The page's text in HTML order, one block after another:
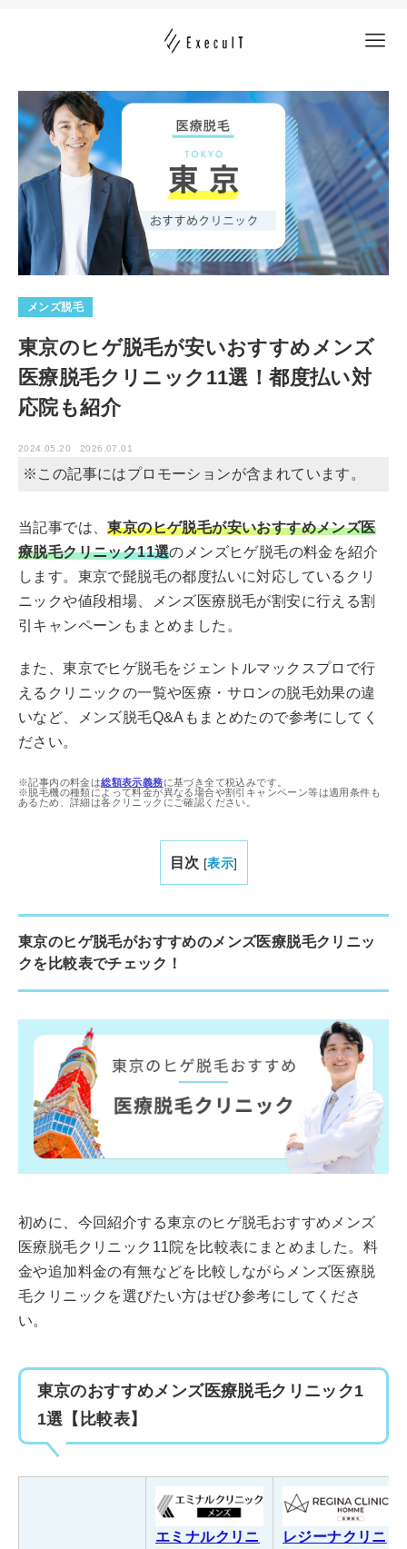
メンズ脱毛
東京のヒゲ脱毛が安いおすすめメンズ
医療脱毛クリニック11選！都度払い対
応院も紹介
2024.05.20 2026.07.01
※この記事にはプロモーションが含まれています。
当記事では、東京のヒゲ脱毛が安いおすすめメンズ医
療脱毛クリニック11選のメンズヒゲ脱毛の料金を紹介
します。東京で髭脱毛の都度払いに対応しているクリ
ニックや値段相場、メンズ医療脱毛が割安に行える割
引キャンペーンもまとめました。
また、東京でヒゲ脱毛をジェントルマックスプロで行
えるクリニックの一覧や医療・サロンの脱毛効果の違
いなど、メンズ脱毛Q&Aもまとめたので参考にしてく
ださい。
※記事内の料金は総額表示義務に基づき全て税込みです。
※脱毛機の種類によって料金が異なる場合や割引キャンペーン等は適用条件も
あるため、詳細は各クリニックにご確認ください。
目次 [表示]
東京のヒゲ脱毛がおすすめのメンズ医療脱毛クリニッ
クを比較表でチェック！
初めに、今回紹介する東京のヒゲ脱毛おすすめメンズ
医療脱毛クリニック11院を比較表にまとめました。料
金や追加料金の有無などを比較しながらメンズ医療脱
毛クリニックを選びたい方はぜひ参考にしてくださ
い。
東京のおすすめメンズ医療脱毛クリニック1
1選【比較表】
エミナルクリニ
レジーナクリニ